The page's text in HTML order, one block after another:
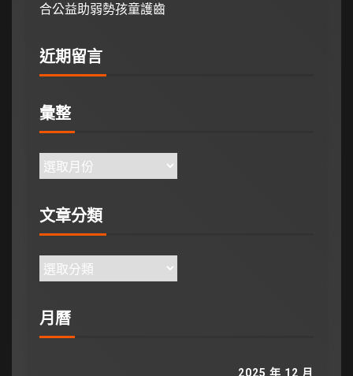
合公益助弱勢孩童護齒
近期留言
彙整
文章分類
月曆
2025 年 12 月